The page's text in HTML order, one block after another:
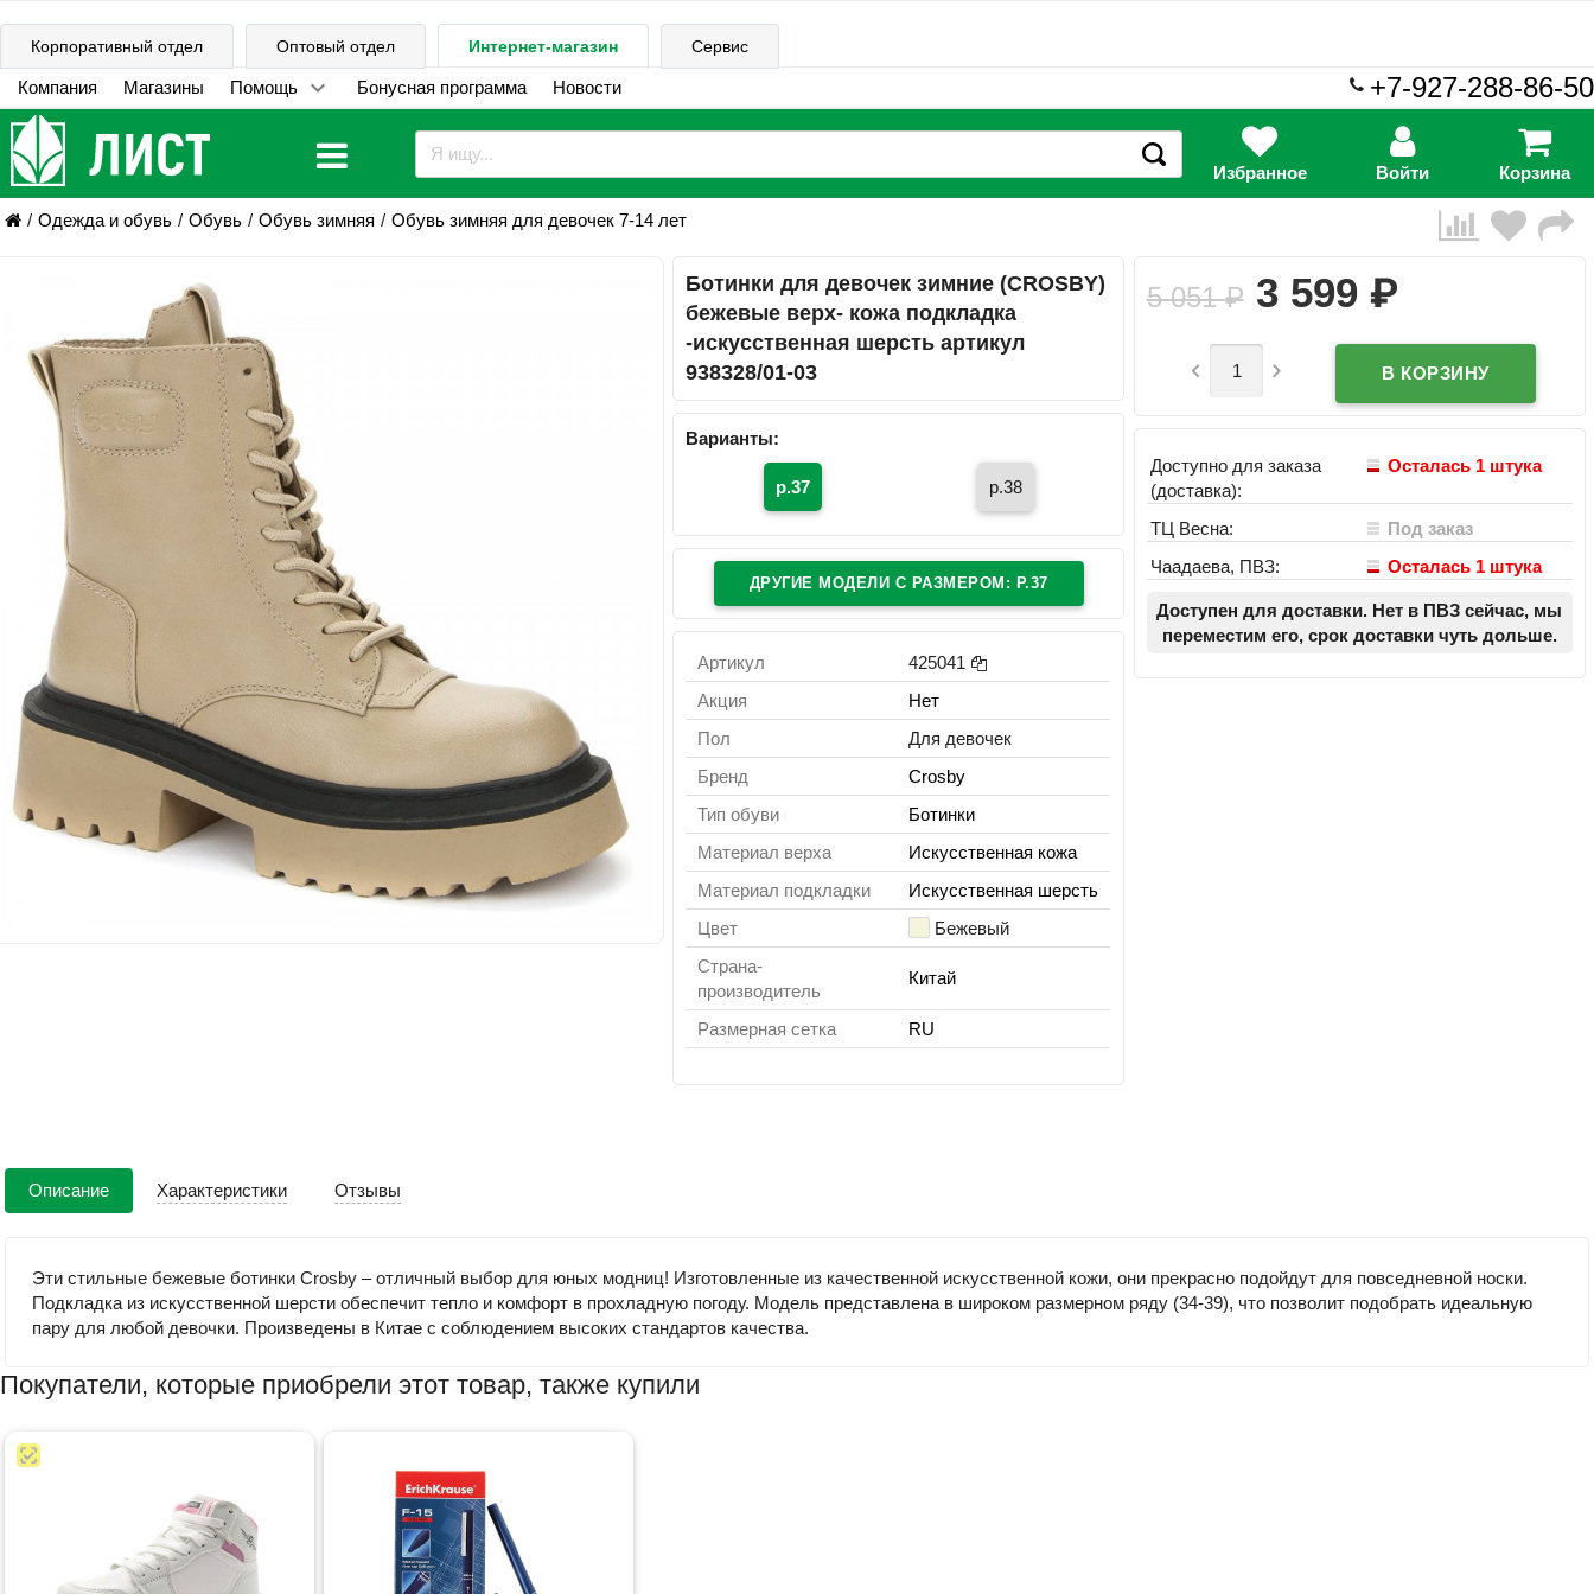
Корпоративный отдел Оптовый отдел Интернет-магазин Сервис
Компания Магазины Помощь Бонусная программа Новости +7-927-288-86-50
Избранное Войти Корзина
Одежда и обувь Обувь Обувь зимняя Обувь зимняя для девочек 7-14 лет
Ботинки для девочек зимние (CROSBY)
бежевые верх- кожа подкладка
-искусственная шерсть артикул
938328/01-03
Варианты:
р.37 р.38
ДРУГИЕ МОДЕЛИ C РАЗМЕРОМ: Р.37
Артикул
425041
Акция
Нет
Пол
Для девочек
Бренд
Crosby
Тип обуви
Ботинки
Материал верха
Искусственная кожа
Материал подкладки
Искусственная шерсть
Цвет
Бежевый
Страна-
производитель
Китай
Размерная сетка RU
5 051₽ 3 599 ₽
 
Доступно для заказа
(доставка):
Осталась 1 штука
ТЦ Весна:
Под заказ
Чаадаева, ПВЗ:
Осталась 1 штука
Доступен для доставки. Нет в ПВЗ сейчас, мы
переместим его, срок доставки чуть дольше.
Описание Характеристики Отзывы
Эти стильные бежевые ботинки Crosby – отличный выбор для юных модниц! Изготовленные из качественной искусственной кожи, они прекрасно подойдут для повседневной носки.
Подкладка из искусственной шерсти обеспечит тепло и комфорт в прохладную погоду. Модель представлена в широком размерном ряду (34-39), что позволит подобрать идеальную
пару для любой девочки. Произведены в Китае с соблюдением высоких стандартов качества.
Покупатели, которые приобрели этот товар, также купили